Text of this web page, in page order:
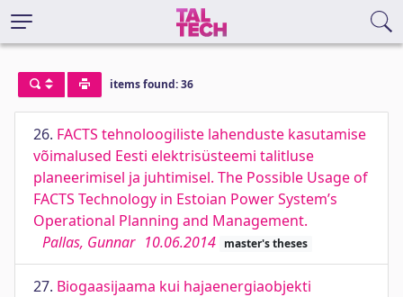
items found: 36
26. FACTS tehnoloogiliste lahenduste kasutamise
võimalused Eesti elektrisüsteemi talitluse
planeerimisel ja juhtimisel. The Possible Usage of
FACTS Technology in Estoian Power System’s
Operational Planning and Management.
Pallas, Gunnar 10.06.2014 master's theses
27. Biogaasijaama kui hajaenergiaobjekti